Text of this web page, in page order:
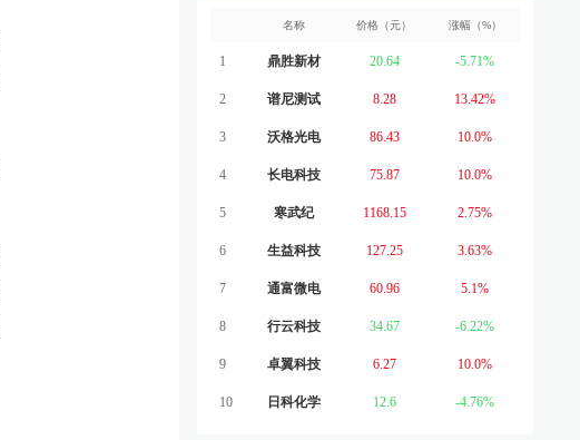
名称 价格（元） 涨幅（%）
1 鼎胜新材 20.64 -5.71%
2 谱尼测试 8.28 13.42%
3 沃格光电 86.43 10.0%
4 长电科技 75.87 10.0%
5 寒武纪 1168.15 2.75%
6 生益科技 127.25 3.63%
7 通富微电 60.96 5.1%
8 行云科技 34.67 -6.22%
9 卓翼科技 6.27 10.0%
10 日科化学 12.6 -4.76%